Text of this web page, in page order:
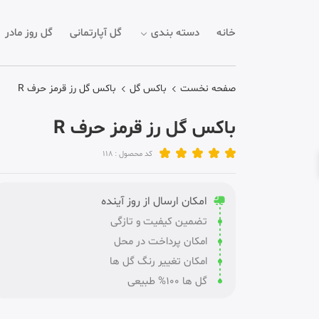
خانه دسته بندی گل آپارتمانی گل روز مادر
صفحه نخست باکس گل باکس گل رز قرمز حرف R
باکس گل رز قرمز حرف R
کد محصول : 118
امکان ارسال از روز آینده
تضمین کیفیت و تازگی
امکان پرداخت در محل
امکان تغییر رنگ گل ها
گل ها 100% طبیعی